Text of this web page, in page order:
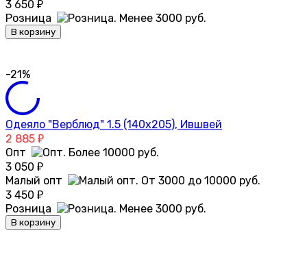
3 650 ₽
Розница
В корзину
-21%
Одеяло "Верблюд" 1.5 (140х205), Ившвей
2 885 ₽
Опт
3 050 ₽
Малый опт
3 450 ₽
Розница
В корзину